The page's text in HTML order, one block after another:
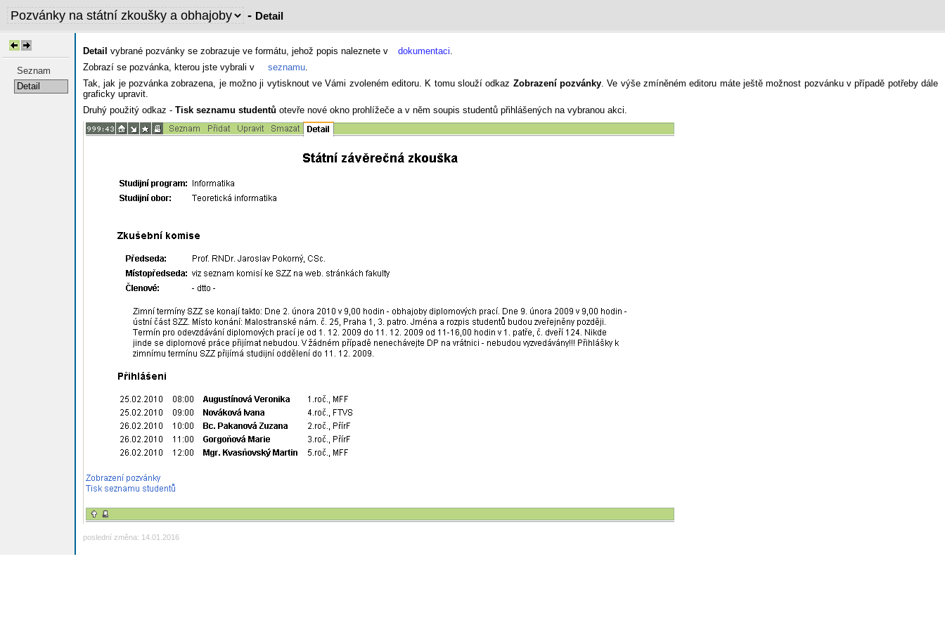
- Detail
Seznam
Detail
Detail vybrané pozvánky se zobrazuje ve formátu, jehož popis naleznete v dokumentaci.
Zobrazí se pozvánka, kterou jste vybrali v
seznamu.
Tak, jak je pozvánka zobrazena, je možno ji vytisknout ve Vámi zvoleném editoru. K tomu slouží odkaz Zobrazení pozvánky. Ve výše zmíněném editoru máte ještě možnost pozvánku v případě potřeby dále
graficky upravit.
Druhý použitý odkaz - Tisk seznamu studentů otevře nové okno prohlížeče a v něm soupis studentů přihlášených na vybranou akci.
poslední změna: 14.01.2016